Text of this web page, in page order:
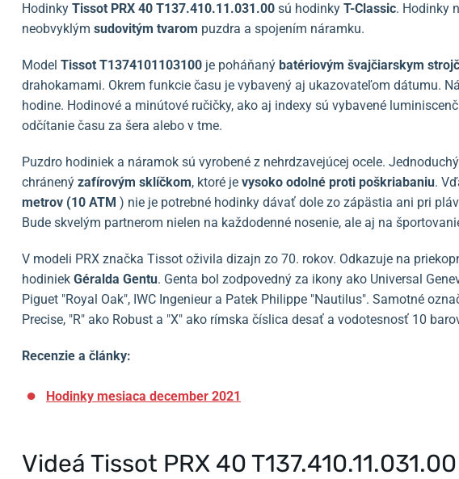
Hodinky Tissot PRX 40 T137.410.11.031.00 sú hodinky T-Classic. Hodinky
neobvyklým sudovitým tvarom puzdra a spojením náramku.
Model Tissot T1374101103100 je poháňaný batériovým švajčiarskym
drahokamami. Okrem funkcie času je vybavený aj ukazovateľom dátumu.
hodine. Hodinové a minútové ručičky, ako aj indexy sú vybavené
odčítanie času za šera alebo v tme.
Puzdro hodiniek a náramok sú vyrobené z nehrdzavejúcej ocele.
chránený zafírovým sklíčkom, ktoré je vysoko odolné proti poškriabaniu.
metrov (10 ATM ) nie je potrebné hodinky dávať dole zo zápästia ani pri
Bude skvelým partnerom nielen na každodenné nosenie, ale aj na
V modeli PRX značka Tissot oživila dizajn zo 70. rokov. Odkazuje na
hodiniek Géralda Gentu. Genta bol zodpovedný za ikony ako Universal
Piguet "Royal Oak", IWC Ingenieur a Patek Philippe "Nautilus". Samotné
Precise, "R" ako Robust a "X" ako rímska číslica desať a vodotesnosť 10
Recenzie a články:
Hodinky mesiaca december 2021
Videá Tissot PRX 40 T137.410.11.031.00